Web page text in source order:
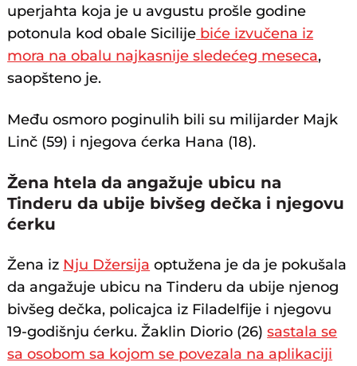
uperjahta koja je u avgustu prošle godine
potonula kod obale Sicilije biće izvučena iz
mora na obalu najkasnije sledećeg meseca,
saopšteno je.
Među osmoro poginulih bili su milijarder Majk
Linč (59) i njegova ćerka Hana (18).
Žena htela da angažuje ubicu na
Tinderu da ubije bivšeg dečka i njegovu
ćerku
Žena iz Nju Džersija optužena je da je pokušala
da angažuje ubicu na Tinderu da ubije njenog
bivšeg dečka, policajca iz Filadelfije i njegovu
19-godišnju ćerku. Žaklin Diorio (26)sastala se
sa osobom sa kojom se povezala na aplikaciji